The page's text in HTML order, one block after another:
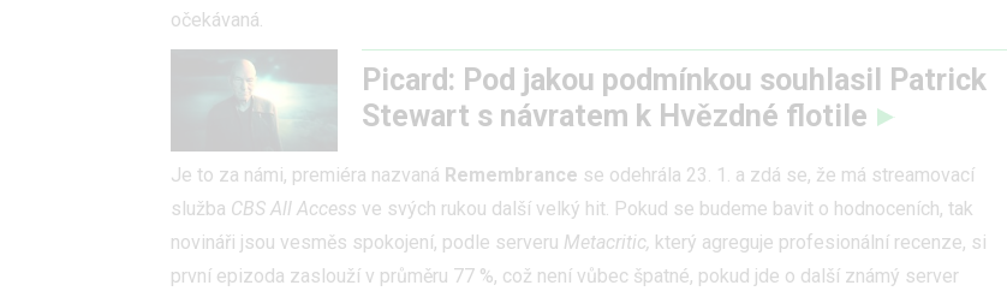
očekávaná.
Picard: Pod jakou podmínkou souhlasil Patrick
Stewart s návratem k Hvězdné flotile
Je to za námi, premiéra nazvaná Remembrance se odehrála 23. 1. a zdá se, že má streamovací
služba CBS All Access ve svých rukou další velký hit. Pokud se budeme bavit o hodnoceních, tak
novináři jsou vesměs spokojení, podle serveru Metacritic, který agreguje profesionální recenze, si
první epizoda zaslouží v průměru 77 %, což není vůbec špatné, pokud jde o další známý server